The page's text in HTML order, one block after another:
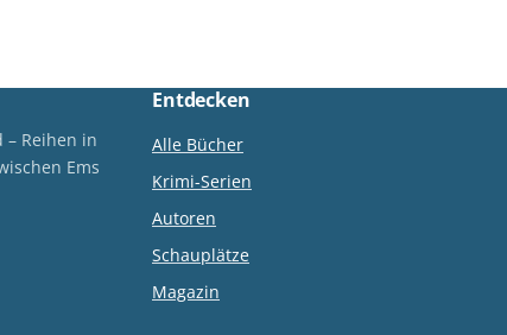
Reihen in
Ems
Entdecken
Alle Bücher
Krimi-Serien
Autoren
Schauplätze
Magazin